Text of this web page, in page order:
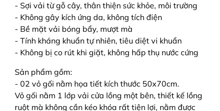
- Sợi vải từ gỗ cây, thân thiện sức khỏe, môi trường
- Không gây kích ứng da, không tích điện
- Bề mặt vải bóng bẩy, mượt mà
- Tính kháng khuẩn tự nhiên, tiêu diệt vi khuẩn
- Không bị co rút khi giặt, không hấp thụ nước cứng
Sản phẩm gồm:
- 02 vỏ gối nằm họa tiết kích thước 50x70cm.
Vỏ gối nằm 1 lớp vải cửa lồng một bên, thiết kế lồng
ruột mà không cần kéo khóa rất tiện lợi, nằm được